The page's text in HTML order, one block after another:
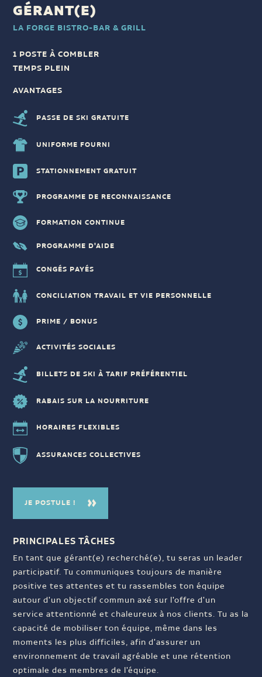
GÉRANT(E)
LA FORGE BISTRO-BAR & GRILL
1 POSTE À COMBLER
TEMPS PLEIN
AVANTAGES
PASSE DE SKI GRATUITE
UNIFORME FOURNI
STATIONNEMENT GRATUIT
PROGRAMME DE RECONNAISSANCE
FORMATION CONTINUE
PROGRAMME D'AIDE
CONGÉS PAYÉS
CONCILIATION TRAVAIL ET VIE PERSONNELLE
PRIME / BONUS
ACTIVITÉS SOCIALES
BILLETS DE SKI À TARIF PRÉFÉRENTIEL
RABAIS SUR LA NOURRITURE
HORAIRES FLEXIBLES
ASSURANCES COLLECTIVES
JE POSTULE !
PRINCIPALES TÂCHES
En tant que gérant(e) recherché(e), tu seras un leader
participatif. Tu communiques toujours de manière
positive tes attentes et tu rassembles ton équipe
autour d'un objectif commun axé sur l'offre d'un
service attentionné et chaleureux à nos clients. Tu as la
capacité de mobiliser ton équipe, même dans les
moments les plus difficiles, afin d'assurer un
environnement de travail agréable et une rétention
optimale des membres de l'équipe.